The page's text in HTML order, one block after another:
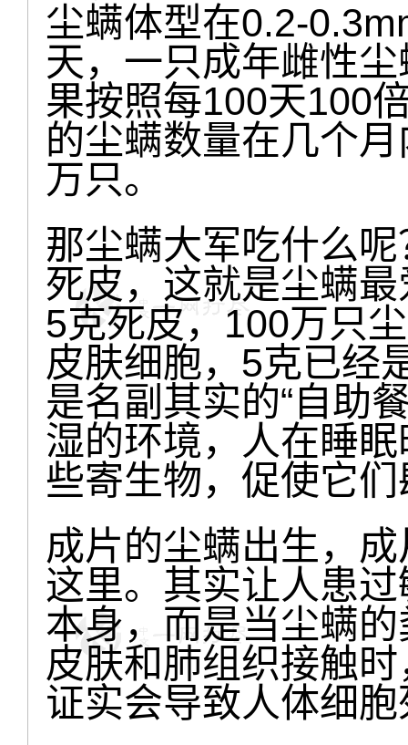
尘螨体型在0.2-
天，一只成年雌性
果按照每100天100
的尘螨数量在几个
万只。
那尘螨大军吃什么
死皮，这就是尘螨
5克死皮，100万只
皮肤细胞，5克已经
是名副其实的“自助
湿的环境，人在睡
些寄生物，促使它
成片的尘螨出生，
这里。其实让人患
本身，而是当尘螨
皮肤和肺组织接触
证实会导致人体细